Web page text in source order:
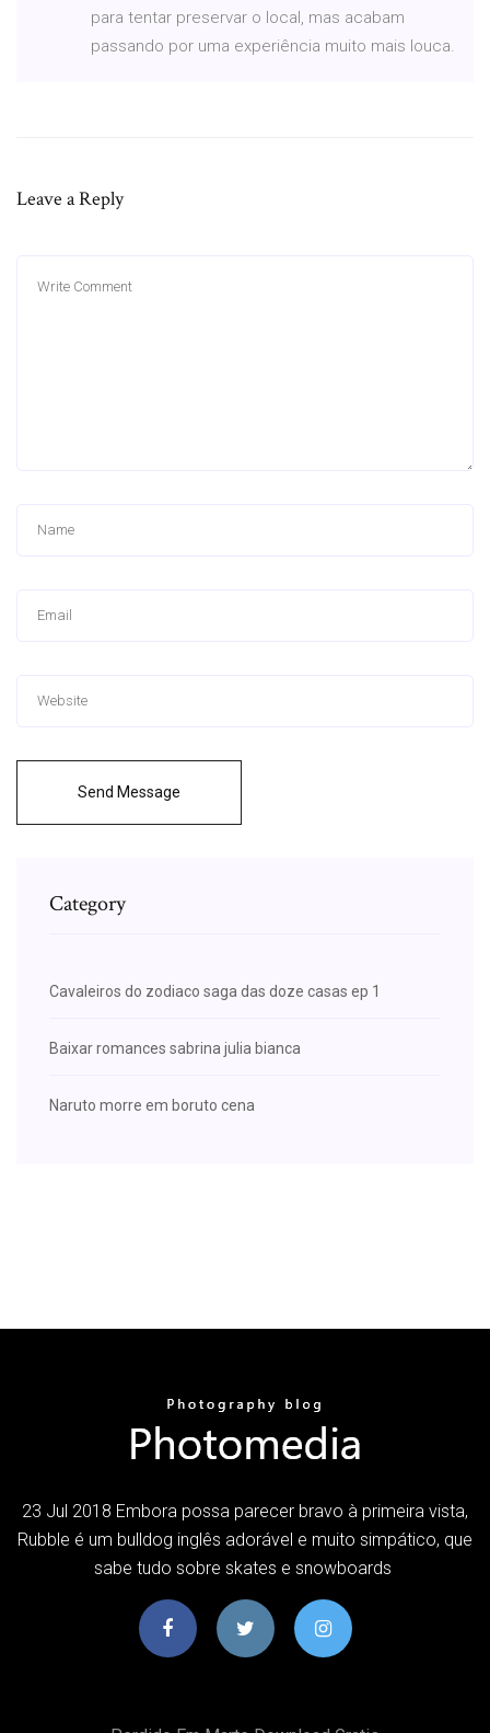
para tentar preservar o local, mas acabam
passando por uma experiência muito mais louca.
Leave a Reply
Send Message
Category
Cavaleiros do zodiaco saga das doze casas ep 1
Baixar romances sabrina julia bianca
Naruto morre em boruto cena
23 Jul 2018 Embora possa parecer bravo à primeira vista,
Rubble é um bulldog inglês adorável e muito simpático, que
sabe tudo sobre skates e snowboards